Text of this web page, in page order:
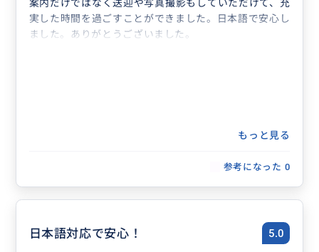
案内だけではなく送迎や写真撮影もしていただけて、充
実した時間を過ごすことができました。日本語で安心し
ました。ありがとうございました。
もっと見る
参考になった 0
日本語対応で安心！ 5.0